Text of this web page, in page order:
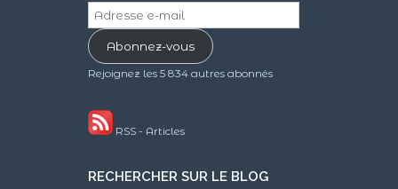
Adresse
e-
mailAbonnez-vous
Rejoignez les 5 834 autres abonnés
RSS - Articles
RECHERCHER SUR LE BLOG